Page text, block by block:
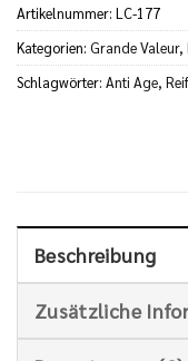
Artikelnummer: LC-177
Kategorien: Grande Valeur,
Schlagwörter: Anti Age,
Beschreibung
Zusätzliche